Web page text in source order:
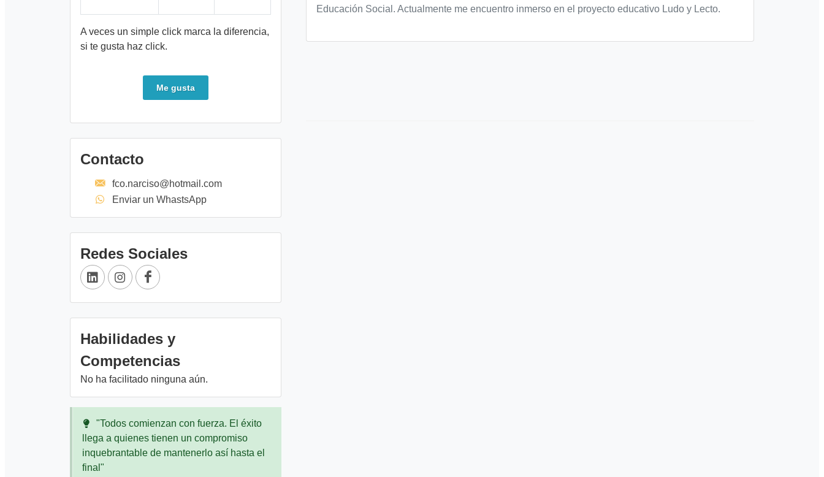
A veces un simple click marca la diferencia,
si te gusta haz click.
Me gusta
Contacto
fco.narciso@hotmail.com
Enviar un WhastsApp
Redes Sociales
Habilidades y
Competencias
No ha facilitado ninguna aún.
"Todos comienzan con fuerza. El éxito
llega a quienes tienen un compromiso
inquebrantable de mantenerlo así hasta el
final"
Educación Social. Actualmente me encuentro inmerso en el proyecto educativo Ludo y Lecto.